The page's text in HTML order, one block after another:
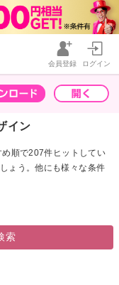
会員登録 ログイン
イン
順で207件ヒットしてい
ょう。他にも様々な条件
索